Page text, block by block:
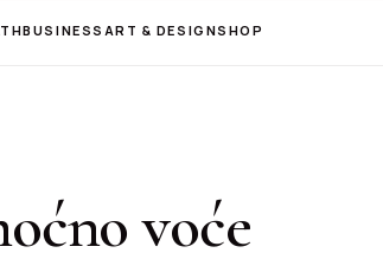
BUSINESS ART & DESIGNSHOP
voće